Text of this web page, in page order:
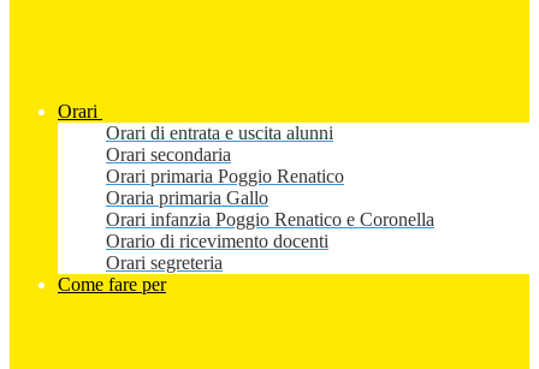
Orari
Orari di entrata e uscita alunni
Orari secondaria
Orari primaria Poggio Renatico
Oraria primaria Gallo
Orari infanzia Poggio Renatico e Coronella
Orario di ricevimento docenti
Orari segreteria
Come fare per